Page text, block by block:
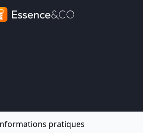
pratiques